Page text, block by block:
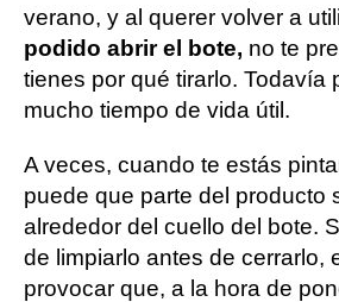
verano, y al querer volver a
podido abrir el bote, no te
tienes por qué tirarlo. Todavía
mucho tiempo de vida útil.
A veces, cuando te estás
puede que parte del producto
alrededor del cuello del bote.
de limpiarlo antes de cerrarlo,
provocar que, a la hora de